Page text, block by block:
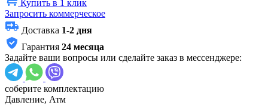
Купить в 1 клик
Запросить коммерческое
Доставка 1-2 дня
Гарантия 24 месяца
Задайте ваши вопросы или сделайте заказ в мессенджере:
соберите комплектацию
Давление, Атм